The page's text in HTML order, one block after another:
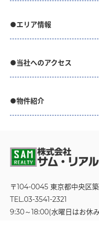
●エリア情報
●当社へのアクセス
●物件紹介
〒104-0045 東京都中央区
TEL.03-3541-2321
9:30～18:00(水曜日はお休